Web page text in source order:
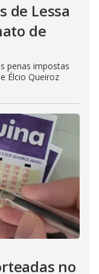
de Lessa
de
penas impostas
Élcio Queiroz
no